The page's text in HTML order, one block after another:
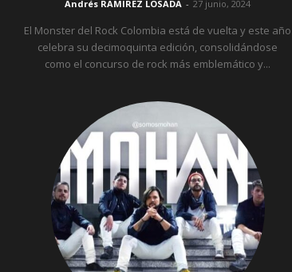
Andrés RAMIREZ LOSADA - 27 junio, 2024
El Monster del Rock Colombia está de vuelta y este año
celebra su decimoquinta edición, consolidándose
como el concurso de rock más emblemático y...